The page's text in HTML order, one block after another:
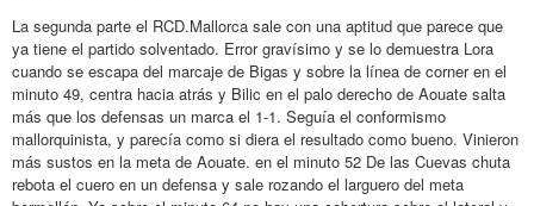
La segunda parte el RCD.Mallorca sale con una aptitud que parece que
ya tiene el partido solventado. Error gravísimo y se lo demuestra Lora
cuando se escapa del marcaje de Bigas y sobre la línea de corner en el
minuto 49, centra hacia atrás y Bilic en el palo derecho de Aouate salta
más que los defensas un marca el 1-1. Seguía el conformismo
mallorquinista, y parecía como si diera el resultado como bueno. Vinieron
más sustos en la meta de Aouate. en el minuto 52 De las Cuevas chuta
rebota el cuero en un defensa y sale rozando el larguero del meta